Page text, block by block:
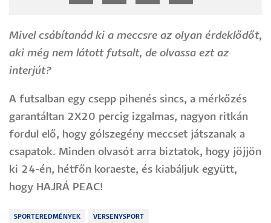
Mivel csábítanád ki a meccsre az olyan érdeklődőt,
aki még nem látott futsalt, de olvassa ezt az
interjút?
A futsalban egy csepp pihenés sincs, a mérkőzés
garantáltan 2X20 percig izgalmas, nagyon ritkán
fordul elő, hogy gólszegény meccset játszanak a
csapatok. Minden olvasót arra biztatok, hogy jöjjön
ki 24-én, hétfőn koraeste, és kiabáljuk együtt,
hogy HAJRÁ PEAC!
SPORTEREDMÉNYEK VERSENYSPORT